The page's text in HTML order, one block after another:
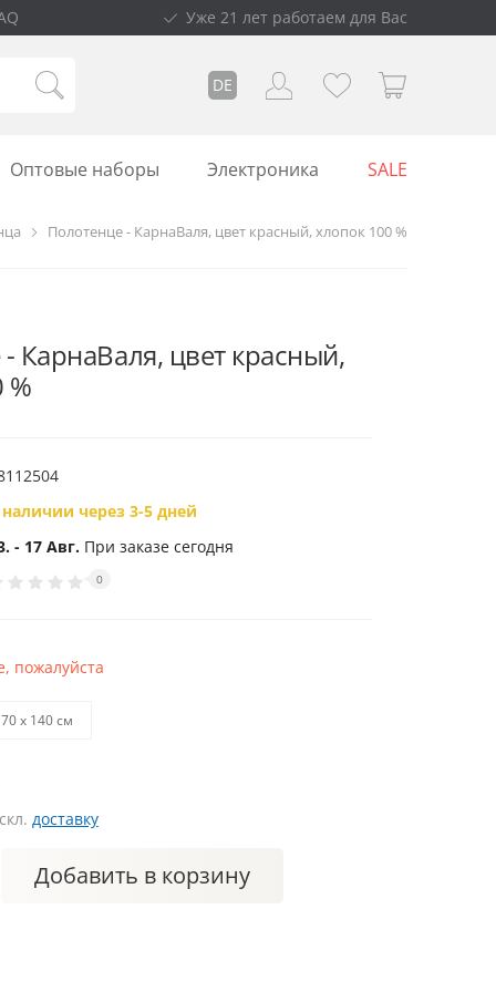
Уже 21 лет работаем для Вас
DE
Оптовые наборы Электроника SALE
Полотенце - КарнаВаля, цвет красный, хлопок 100 %
КарнаВаля, цвет красный,
%
через 3-5 дней
- 17 Авг. При заказе сегодня
0
пожалуйста
70 х 140 см
доставку
Добавить в корзину